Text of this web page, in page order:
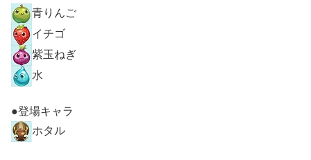
青りんご
イチゴ
紫玉ねぎ
水
●登場キャラ
ホタル